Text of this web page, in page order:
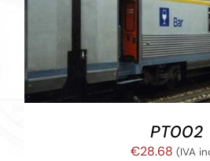
AÑADIR AL CARRITO
PT002
€28.68 (IVA